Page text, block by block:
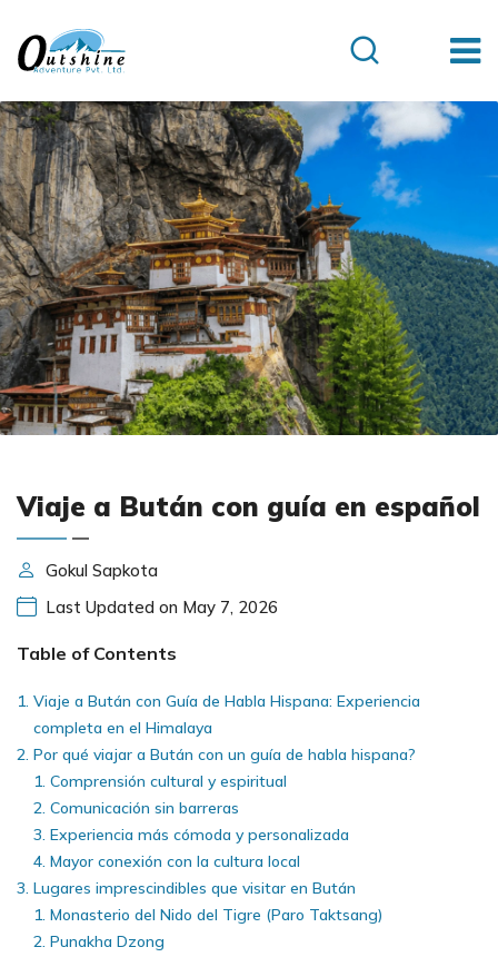
Viaje a Bután con guía en español
Gokul Sapkota
Last Updated on May 7, 2026
Table of Contents
Viaje a Bután con Guía de Habla Hispana: Experiencia
completa en el Himalaya
Por qué viajar a Bután con un guía de habla hispana?
Comprensión cultural y espiritual
Comunicación sin barreras
Experiencia más cómoda y personalizada
Mayor conexión con la cultura local
Lugares imprescindibles que visitar en Bután
Monasterio del Nido del Tigre (Paro Taktsang)
Punakha Dzong